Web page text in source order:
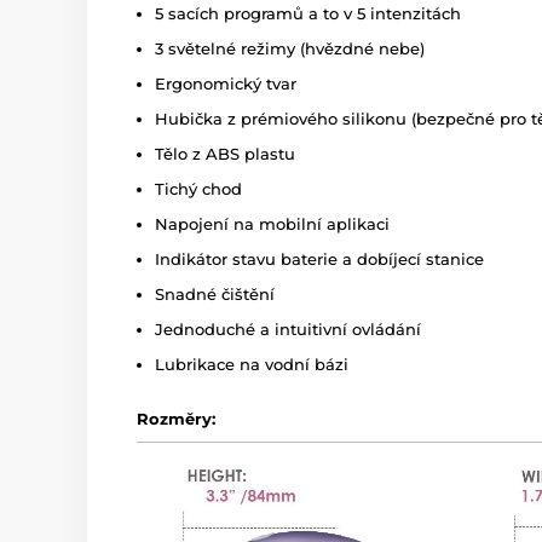
5 sacích programů a to v 5 intenzitách
3 světelné režimy (hvězdné nebe)
Ergonomický tvar
Hubička z prémiového silikonu (bezpečné pro
Tělo z ABS plastu
Tichý chod
Napojení na mobilní aplikaci
Indikátor stavu baterie a dobíjecí stanice
Snadné čištění
Jednoduché a intuitivní ovládání
Lubrikace na vodní bázi
Rozměry: